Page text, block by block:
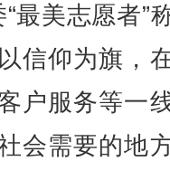
最美志愿者”
信仰为旗，
户服务等一
会需要的地